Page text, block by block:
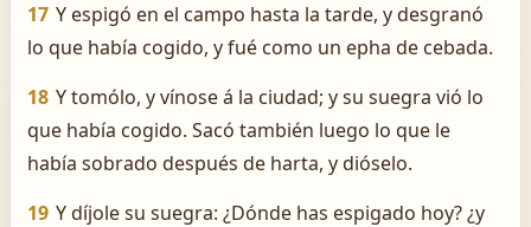
17 Y espigó en el campo hasta la tarde, y desgranó
lo que había cogido, y fué como un epha de cebada.
18 Y tomólo, y vínose á la ciudad; y su suegra vió lo
que había cogido. Sacó también luego lo que le
había sobrado después de harta, y dióselo.
19 Y díjole su suegra: ¿Dónde has espigado hoy? ¿y